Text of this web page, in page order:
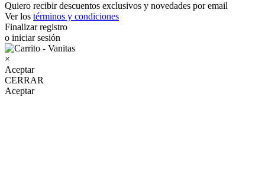
Quiero recibir descuentos exclusivos y novedades por email
Ver los términos y condiciones
Finalizar registro
o iniciar sesión
×
Aceptar
CERRAR
Aceptar